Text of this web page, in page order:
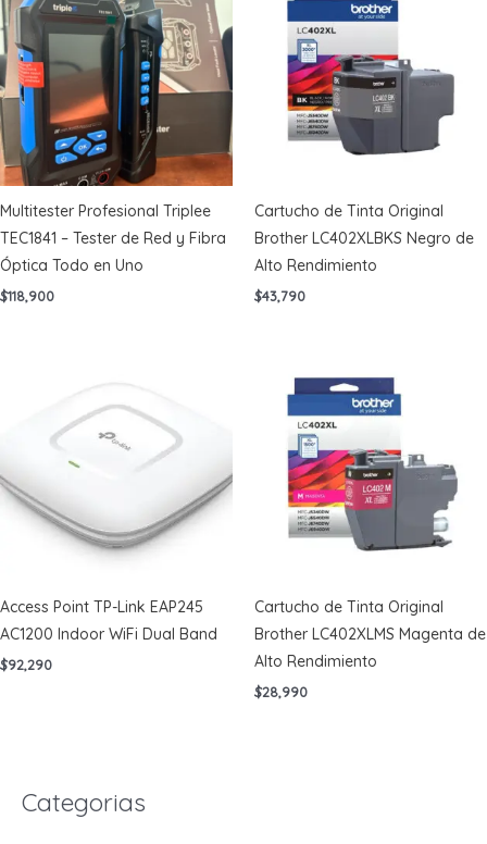
Categorias
Multitester Profesional Triplee
TEC1841 – Tester de Red y Fibra
Óptica Todo en Uno
$118,900
Cartucho de Tinta Original
Brother LC402XLBKS Negro de
Alto Rendimiento
$43,790
Access Point TP-Link EAP245
AC1200 Indoor WiFi Dual Band
$92,290
Cartucho de Tinta Original
Brother LC402XLMS Magenta de
Alto Rendimiento
$28,990